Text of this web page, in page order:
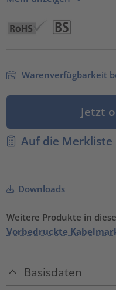
Warenverfügbarkeit
Jetzt
Auf die Merkliste
Downloads
Weitere Produkte in
Vorbedruckte
Basisdaten